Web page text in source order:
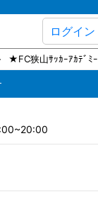
ログイン
★FC狭山ｻｯｶｰｱｶﾃﾞﾐｰ